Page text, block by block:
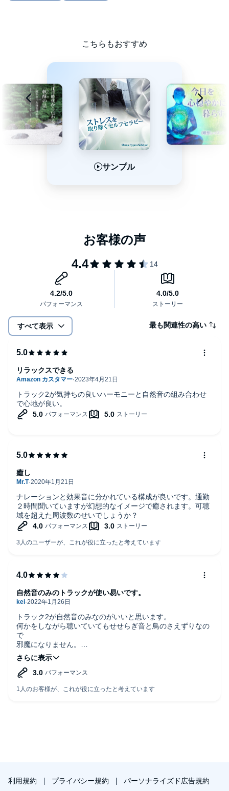
こちらもおすすめ
サンプル
すべて表示 最も関連性の高い
トラック2が気持ちの良いハーモニーと自然音の組み合わせ
で心地が良い。
リラックスできる
ナレーションと効果音に分かれている構成が良いです。通勤
２時間聞いていますが幻想的なイメージで癒されます。可聴
域を超えた周波数のせいでしょうか？
癒し
トラック2が自然音のみなのがいいと思います。
何かをしながら聴いていてもせせらぎ音と鳥のさえずりなの
で
邪魔になりません。
ただ、トラック1のアファーメーションが25個あるのですが
1つのフレーズが長過ぎる。
自然音のみのトラックが使い易いです。
利用規約 プライバシー規約 パーソナライズド広告規約